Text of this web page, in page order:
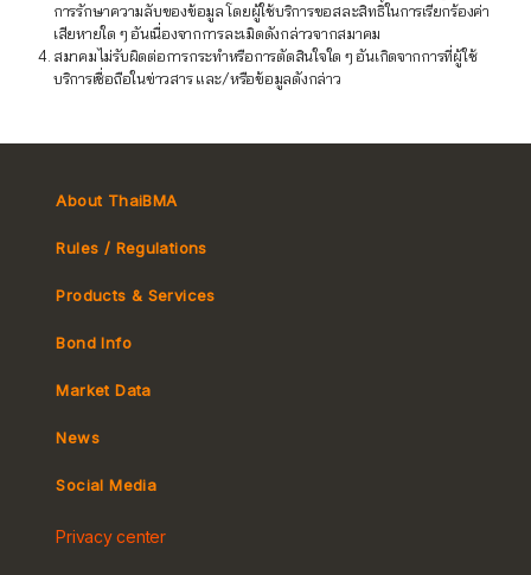
การรักษาความลับของข้อมูล โดยผู้ใช้บริการขอสละสิทธิ์ในการเรียกร้องค่า
เสียหายใด ๆ อันเนื่องจากการละเมิดดังกล่าวจากสมาคม
สมาคมไม่รับผิดต่อการกระทำหรือการตัดสินใจใด ๆ อันเกิดจากการที่ผู้ใช้
บริการเชื่อถือในข่าวสาร และ/หรือข้อมูลดังกล่าว
About ThaiBMA
Rules / Regulations
Tax
Products & Services
MeBond
e-bookbuilding
Bond Info
Market Data
Yield Curve
News
Social Media
Privacy center